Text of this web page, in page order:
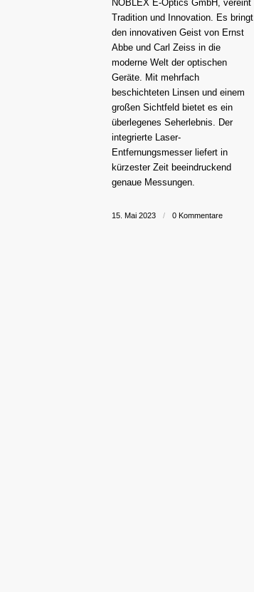
NOBLEX E-Optics GmbH, vereint
Tradition und Innovation. Es bringt
den innovativen Geist von Ernst
Abbe und Carl Zeiss in die
moderne Welt der optischen
Geräte. Mit mehrfach
beschichteten Linsen und einem
großen Sichtfeld bietet es ein
überlegenes Seherlebnis. Der
integrierte Laser-
Entfernungsmesser liefert in
kürzester Zeit beeindruckend
genaue Messungen.
15. Mai 2023 / 0 Kommentare